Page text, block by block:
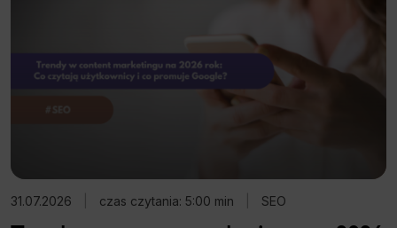
31.07.2026 czas czytania: 5:00 min SEO